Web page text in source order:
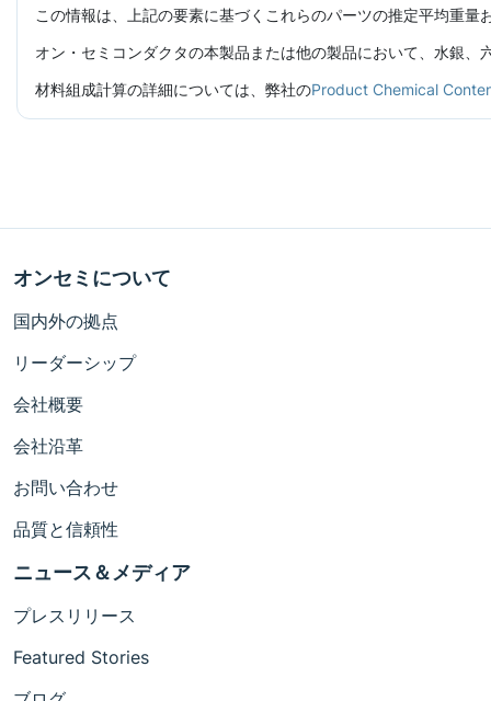
この情報は、上記の要素に基づくこれらのパーツの推定平均重
オン・セミコンダクタの本製品または他の製品において、水銀
材料組成計算の詳細については、弊社のProduct Chemical
オンセミについて
国内外の拠点
リーダーシップ
会社概要
会社沿革
お問い合わせ
品質と信頼性
ニュース＆メディア
プレスリリース
Featured Stories